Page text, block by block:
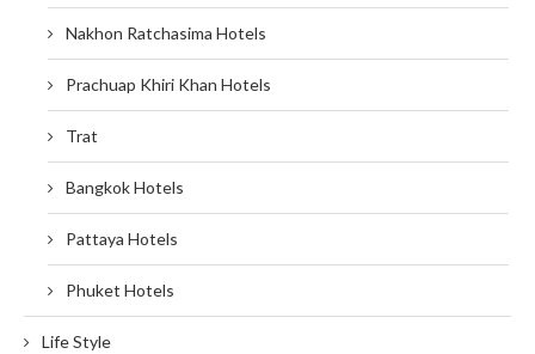
Nakhon Ratchasima Hotels
Prachuap Khiri Khan Hotels
Trat
Bangkok Hotels
Pattaya Hotels
Phuket Hotels
Life Style